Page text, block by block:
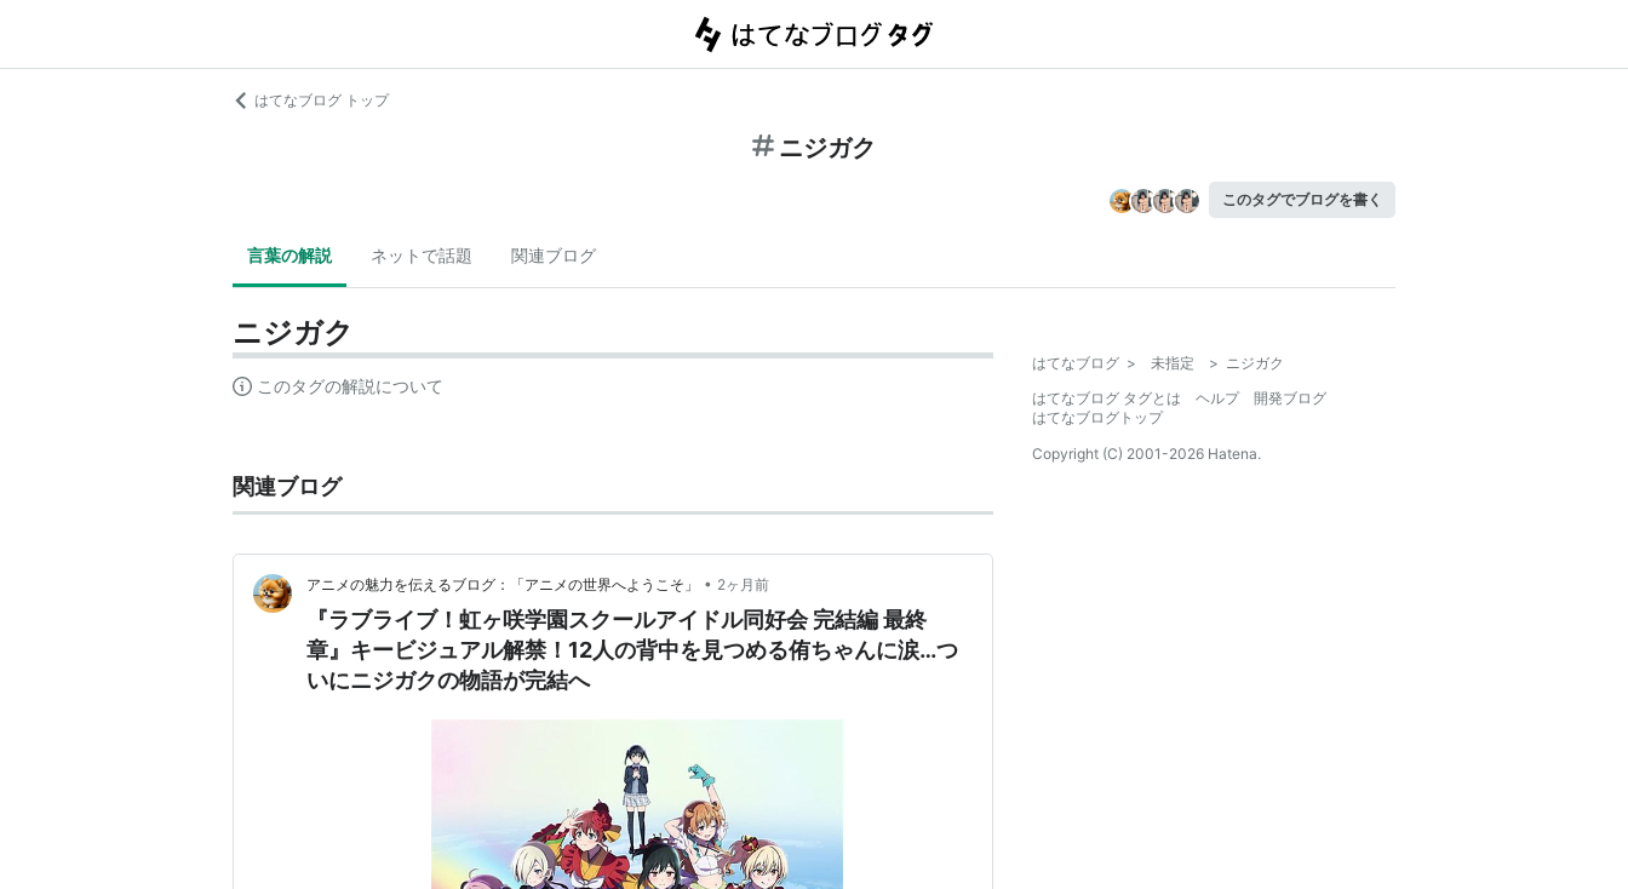
はてなブログ トップ
ニジガク
このタグでブログを書く
言葉の解説 ネットで話題 関連ブログ
ニジガク
このタグの解説について
関連ブログ
アニメの魅力を伝えるブログ：「アニメの世界へようこそ」 • 2ヶ月前
『ラブライブ！虹ヶ咲学園スクールアイドル同好会 完結編 最終
章』キービジュアル解禁！12人の背中を見つめる侑ちゃんに涙…つ
いにニジガクの物語が完結へ
はてなブログ > 未指定 > ニジガク
はてなブログ タグとは
ヘルプ
開発ブログ
はてなブログトップ
Copyright (C) 2001-2026 Hatena.